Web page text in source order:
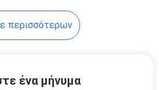
περισσότερων
ένα μήνυμα